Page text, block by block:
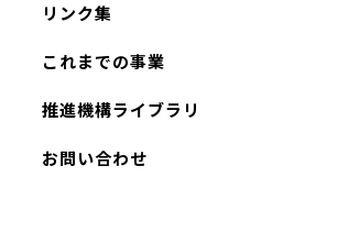
リンク集
これまでの事業
推進機構ライブラリ
お問い合わせ